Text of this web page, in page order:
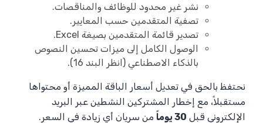
نشر غير محدود للوظائف والمناقصات.
تصفية المتقدمين حسب المعايير.
تصدير قائمة المتقدمين بصيغة Excel.
الوصول الكامل إلى ميزات تحسين النصوص
بالذكاء الاصطناعي (انظر البند 16).
نحتفظ بالحق في تعديل أسعار الباقة المميزة أو محتواها
مستقبلاً، مع إخطار المشتركين النشطين عبر البريد
الإلكتروني قبل 30 يوماً
من سريان أي زيادة في السعر.